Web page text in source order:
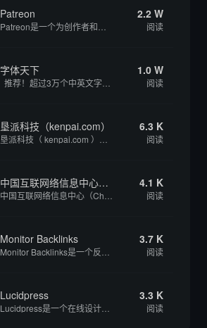
Patreon 2.2 W
阅读
字体天下 1.0 W
阅读
垦派科技（kenpai.com） 6.3 K
阅读
中国互联网络信息中心（CNNIC） 4.1 K
阅读
Monitor Backlinks 3.7 K
阅读
Lucidpress 3.3 K
阅读